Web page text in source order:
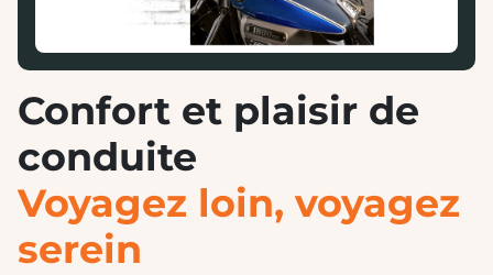
Confort et plaisir de
conduite
Voyagez loin, voyagez
serein